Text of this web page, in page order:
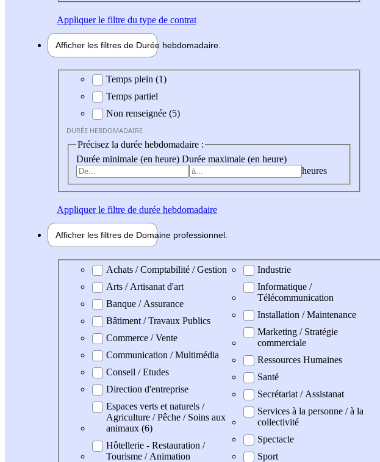
Appliquerle filtre du type de contrat
Afficher les filtres de Durée hebdomadaire
Durée hebdomadaire
Temps plein (1)
Temps partiel
Non renseignée (5)
DURÉE HEBDOMADAIRE
Précisez la durée hebdomadaire :
Durée minimale (en heure) Durée maximale (en heure)
heures
Appliquerle filtre de durée hebdomadaire
Afficher les filtres de Domaine professionnel
Domaine professionel
Achats / Comptabilité / Gestion
Arts / Artisanat d'art
Banque / Assurance
Bâtiment / Travaux Publics
Commerce / Vente
Communication / Multimédia
Conseil / Etudes
Direction d'entreprise
Espaces verts et naturels /
Agriculture / Pêche / Soins aux
animaux (6)
Hôtellerie - Restauration /
Tourisme / Animation
Industrie
Informatique /
Télécommunication
Installation / Maintenance
Marketing / Stratégie
commerciale
Ressources Humaines
Santé
Secrétariat / Assistanat
Services à la personne / à la
collectivité
Spectacle
Sport